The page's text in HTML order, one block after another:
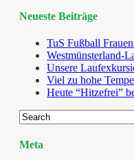
Neueste Beiträge
TuS Fußball
Westmünsterland-
Unsere
Viel zu hohe
Heute “Hitzefrei”
Meta